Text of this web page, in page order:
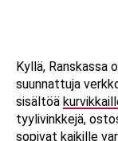
Kyllä, Ranskassa
suunnattuja
sisältöä
tyylivinkkejä,
sopivat kaikille